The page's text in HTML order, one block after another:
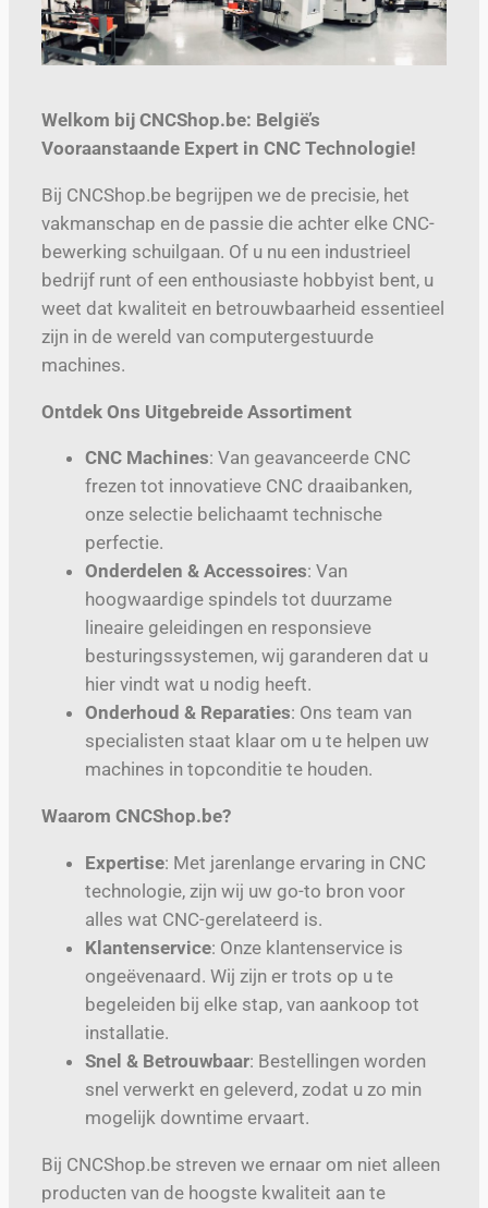
Welkom bij CNCShop.be: België’s
Vooraanstaande Expert in CNC Technologie!
Bij CNCShop.be begrijpen we de precisie, het
vakmanschap en de passie die achter elke CNC-
bewerking schuilgaan. Of u nu een industrieel
bedrijf runt of een enthousiaste hobbyist bent, u
weet dat kwaliteit en betrouwbaarheid essentieel
zijn in de wereld van computergestuurde
machines.
Ontdek Ons Uitgebreide Assortiment
CNC Machines: Van geavanceerde CNC
frezen tot innovatieve CNC draaibanken,
onze selectie belichaamt technische
perfectie.
Onderdelen & Accessoires: Van
hoogwaardige spindels tot duurzame
lineaire geleidingen en responsieve
besturingssystemen, wij garanderen dat u
hier vindt wat u nodig heeft.
Onderhoud & Reparaties: Ons team van
specialisten staat klaar om u te helpen uw
machines in topconditie te houden.
Waarom CNCShop.be?
Expertise: Met jarenlange ervaring in CNC
technologie, zijn wij uw go-to bron voor
alles wat CNC-gerelateerd is.
Klantenservice: Onze klantenservice is
ongeëvenaard. Wij zijn er trots op u te
begeleiden bij elke stap, van aankoop tot
installatie.
Snel & Betrouwbaar: Bestellingen worden
snel verwerkt en geleverd, zodat u zo min
mogelijk downtime ervaart.
Bij CNCShop.be streven we ernaar om niet alleen
producten van de hoogste kwaliteit aan te